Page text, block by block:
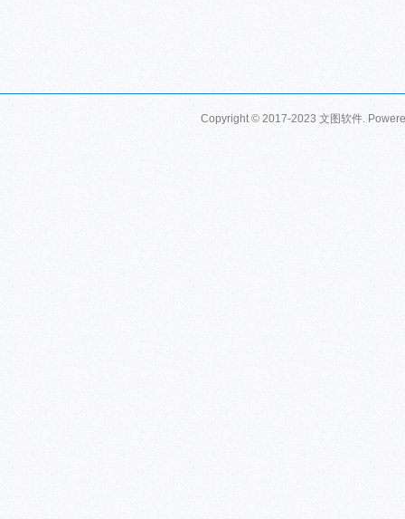
Copyright © 2017-2023 文图软件.